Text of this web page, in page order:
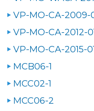
VP-MO-CA-2009-
VP-MO-CA-2012-
VP-MO-CA-2015-
MCB06-1
MCC02-1
MCC06-2